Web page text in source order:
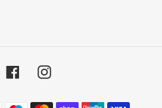
FacebookInstagram
Metodi